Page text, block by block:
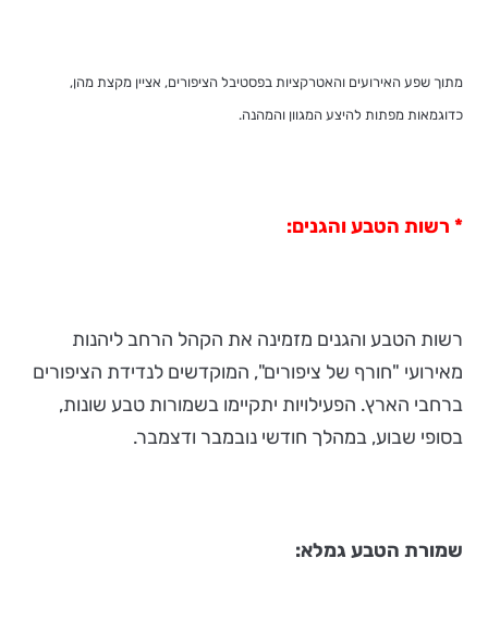
מתוך שפע האירועים והאטרקציות בפסטיבל הציפורים, אציין מקצת מהן,
כדוגמאות מפתות להיצע המגוון והמהנה.
* רשות הטבע והגנים:
רשות הטבע והגנים מזמינה את הקהל הרחב ליהנות
מאירועי "חורף של ציפורים", המוקדשים לנדידת הציפורים
ברחבי הארץ. הפעילויות יתקיימו בשמורות טבע שונות,
בסופי שבוע, במהלך חודשי נובמבר ודצמבר.
שמורת הטבע גמלא: